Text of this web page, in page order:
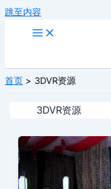
跳至内容
首页 3DVR资源
3DVR资源